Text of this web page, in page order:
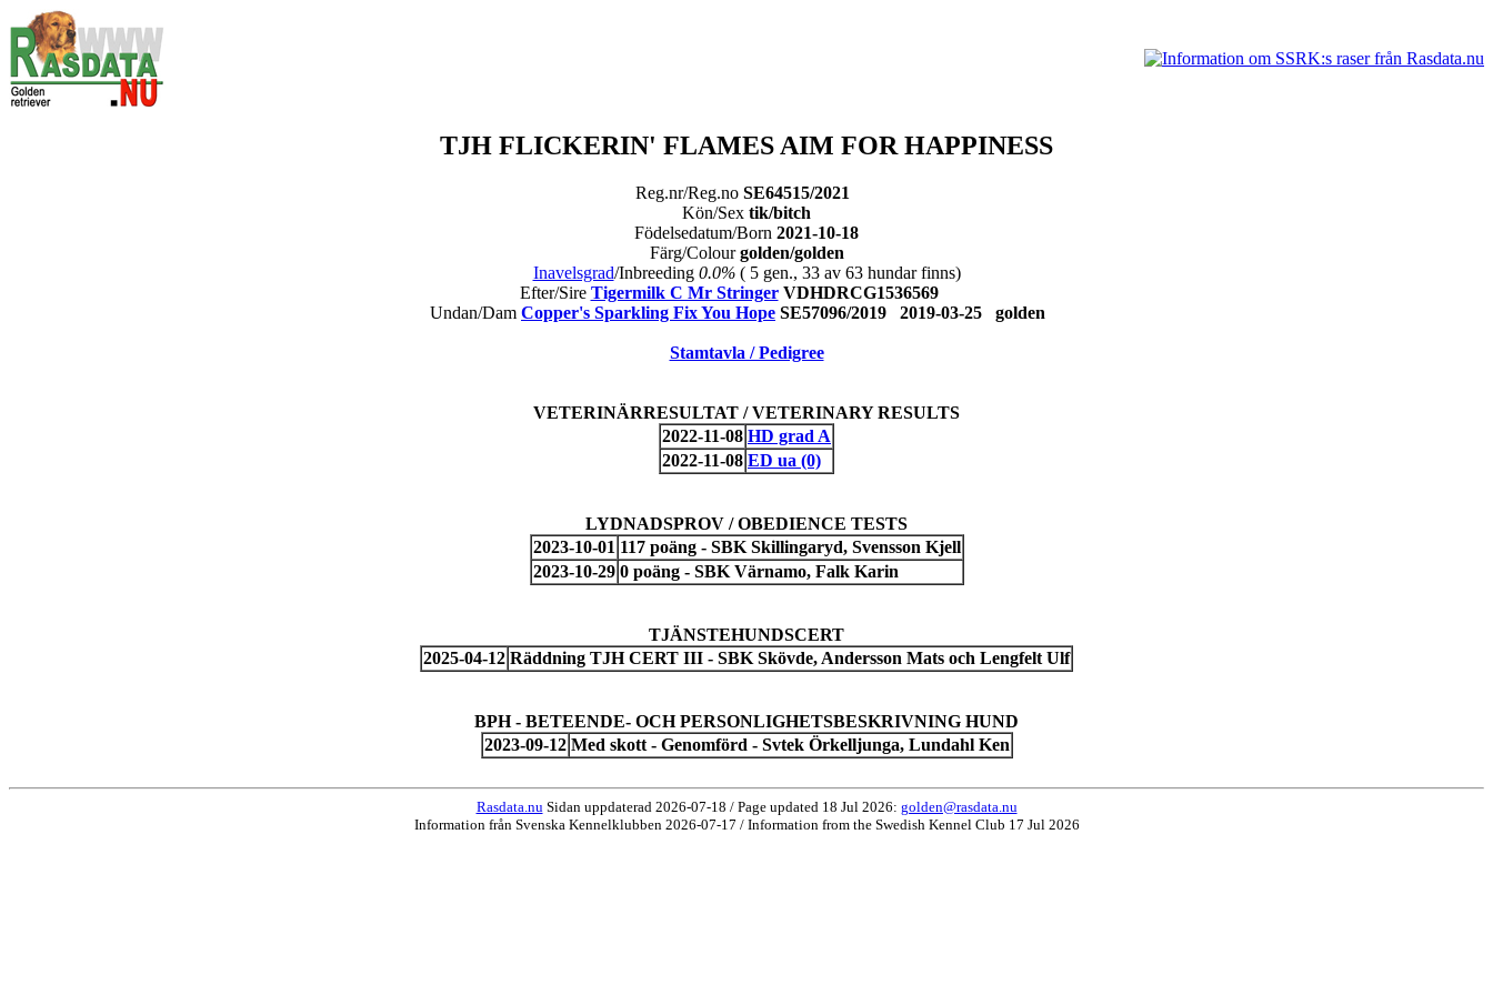
TJH FLICKERIN' FLAMES AIM FOR HAPPINESS
Reg.nr/Reg.no SE64515/2021
Kön/Sex tik/bitch
Födelsedatum/Born 2021-10-18
Färg/Colourgolden/golden
Inavelsgrad/Inbreeding 0.0% ( 5 gen., 33 av 63 hundar finns)
Efter/Sire Tigermilk C Mr StringerVDHDRCG1536569
Undan/Dam Copper's Sparkling Fix You Hope SE57096/2019 2019-03-25 golden
Stamtavla / Pedigree
VETERINÄRRESULTAT / VETERINARY RESULTS
2022-11-08 HD grad A
2022-11-08 ED ua (0)
LYDNADSPROV / OBEDIENCE TESTS
2023-10-01 117 poäng - SBK Skillingaryd, Svensson Kjell
2023-10-29 0 poäng - SBK Värnamo, Falk Karin
TJÄNSTEHUNDSCERT
2025-04-12 Räddning TJH CERT III - SBK Skövde, Andersson Mats och Lengfelt Ulf
BPH - BETEENDE- OCH PERSONLIGHETSBESKRIVNING HUND
2023-09-12 Med skott - Genomförd - Svtek Örkelljunga, Lundahl Ken
Rasdata.nu Sidan uppdaterad 2026-07-18 / Page updated 18 Jul 2026: golden@rasdata.nu
Information från Svenska Kennelklubben 2026-07-17 / Information from the Swedish Kennel Club 17 Jul 2026